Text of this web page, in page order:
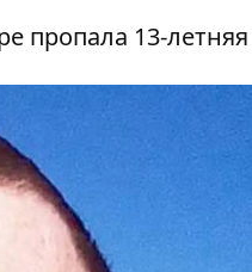
пропала 13-